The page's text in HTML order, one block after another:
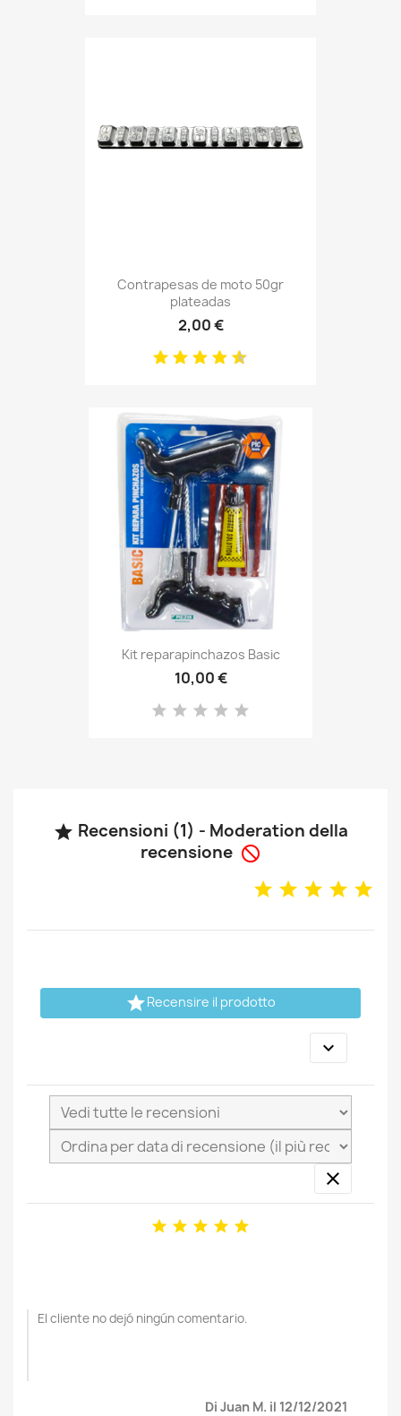
Contrapesas de moto 50gr
plateadas
2,00 €
Kit reparapinchazos Basic
10,00 €
 Recensioni (1) - Moderation della
recensione 
Recensire il prodotto


    
El cliente no dejó ningún comentario.
Di Juan M. il 12/12/2021